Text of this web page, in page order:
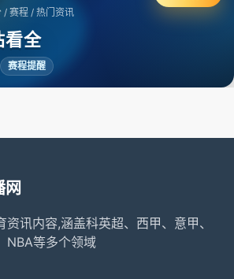
/ 赛程 / 热门资讯
看全
赛程提醒
网
讯内容,涵盖科英超、西甲、意甲、
NBA等多个领域